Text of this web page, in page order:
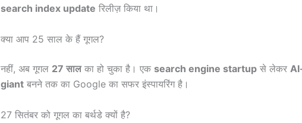
search index update रिलीज़ किया था।
क्या आप 25 साल के हैं गूगल?
नहीं, अब गूगल 27 सालका हो चुका है। एक search engine startup से लेकर
giant बनने तक का Google का सफर इंस्पायरिंग है।
27 सितंबर को गूगल का बर्थडे क्यों है?